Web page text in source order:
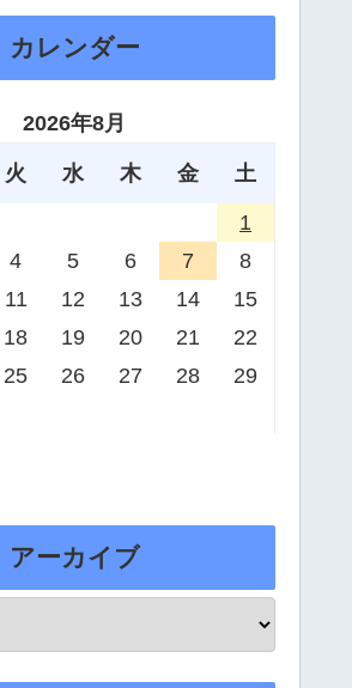
カレンダー
2026年8月
火 水 木 金 土
1
4 5 6 7
8
11 12 13 14
15
18 19 20 21
22
25 26 27 28
29
アーカイブ